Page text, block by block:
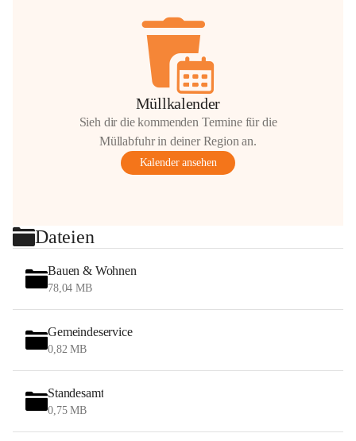
Müllkalender
Sieh dir die kommenden Termine für die
Müllabfuhr in deiner Region an.
Kalender ansehen
Dateien
Bauen & Wohnen
78,04 MB
Gemeindeservice
0,82 MB
Standesamt
0,75 MB